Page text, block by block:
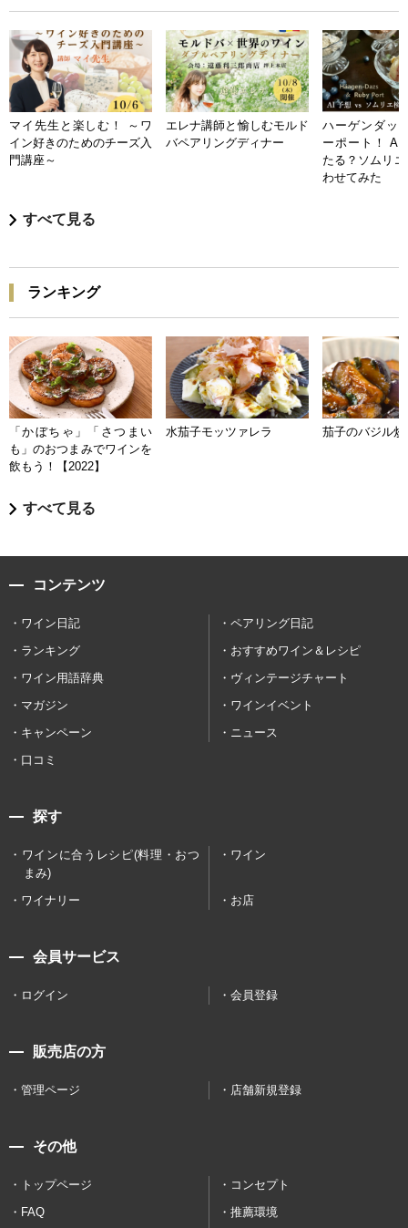
マイ先生と楽しむ！ ～ワ
イン好きのためのチーズ入
門講座～
エレナ講師と愉しむモルド
バペアリングディナー
ハーゲンダッ
ーポート！ AI
たる？ソムリ
わせてみた
すべて見る
ランキング
「かぼちゃ」「さつまい
も」のおつまみでワインを
飲もう！【2022】
水茄子モッツァレラ 茄子のバジル炒
すべて見る
コンテンツ
ワイン日記
ペアリング日記
ランキング
おすすめワイン＆レシピ
ワイン用語辞典
ヴィンテージチャート
マガジン
ワインイベント
キャンペーン
ニュース
口コミ
探す
ワインに合うレシピ(料理・おつ
まみ)
ワイン
ワイナリー お店
会員サービス
ログイン 会員登録
販売店の方
管理ページ 店舗新規登録
その他
トップページ
コンセプト
FAQ
推薦環境